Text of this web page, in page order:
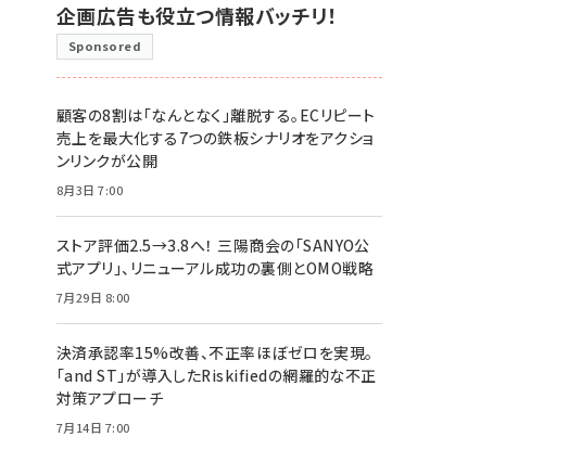
企画広告も役立つ情報バッチリ！
Sponsored
顧客の8割は「なんとなく」離脱する。ECリピート
売上を最大化する7つの鉄板シナリオをアクショ
ンリンクが公開
8月3日 7:00
ストア評価2.5→3.8へ！ 三陽商会の「SANYO公
式アプリ」、リニューアル成功の裏側とOMO戦略
7月29日 8:00
決済承認率15%改善、不正率ほぼゼロを実現。
「and ST」が導入したRiskifiedの網羅的な不正
対策アプローチ
7月14日 7:00